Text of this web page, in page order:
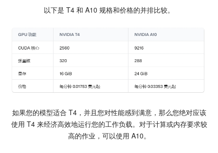
以下是 T4 和 A10 规格和价格的并排比较。
如果您的模型适合 T4，并且您对性能感到满意，那么您绝对应该
使用 T4 来经济高效地运行您的工作负载。对于计算或内存要求较
高的作业，可以使用 A10。